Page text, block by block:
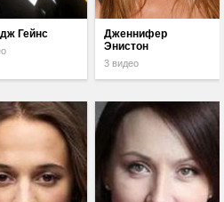
Гейнс
Дженнифер
Энистон
3 видео